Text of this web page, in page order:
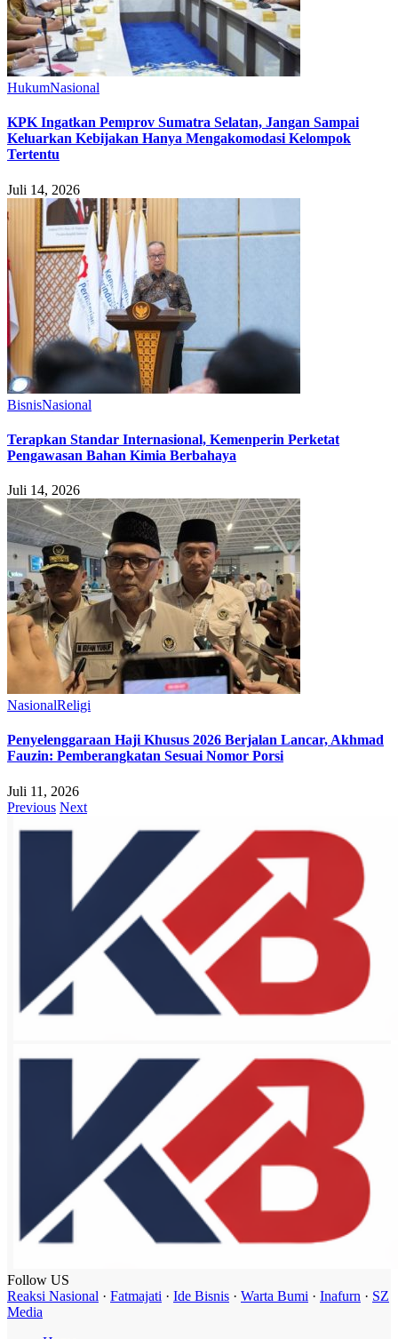
HukumNasional
KPK Ingatkan Pemprov Sumatra Selatan, Jangan Sampai
Keluarkan Kebijakan Hanya Mengakomodasi Kelompok
Tertentu
Juli 14, 2026
BisnisNasional
Terapkan Standar Internasional, Kemenperin Perketat
Pengawasan Bahan Kimia Berbahaya
Juli 14, 2026
NasionalReligi
Penyelenggaraan Haji Khusus 2026 Berjalan Lancar, Akhmad
Fauzin: Pemberangkatan Sesuai Nomor Porsi
Juli 11, 2026
Previous Next
Follow US
Reaksi Nasional · Fatmajati · Ide Bisnis · Warta Bumi · Inafurn · SZ
Media